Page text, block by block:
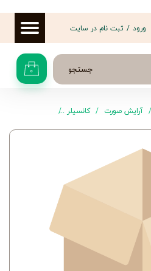
جستجو ۰
ورود / ثبت نام در سایت
آرایش صورت کانسیلر